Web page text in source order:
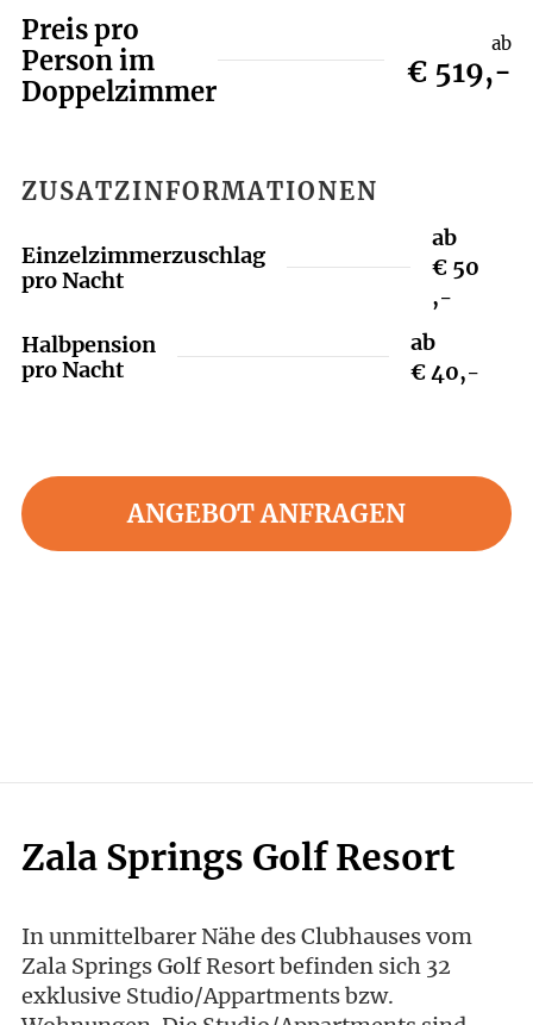
Preis pro
Person im
Doppelzimmer
ab
€ 519,-
ZUSATZINFORMATIONEN
Einzelzimmerzuschlag
pro Nacht
ab
€ 50
,-
Halbpension
pro Nacht
ab
€ 40,-
ANGEBOT ANFRAGEN
Zala Springs Golf Resort
In unmittelbarer Nähe des Clubhauses vom
Zala Springs Golf Resort befinden sich 32
exklusive Studio/Appartments bzw.